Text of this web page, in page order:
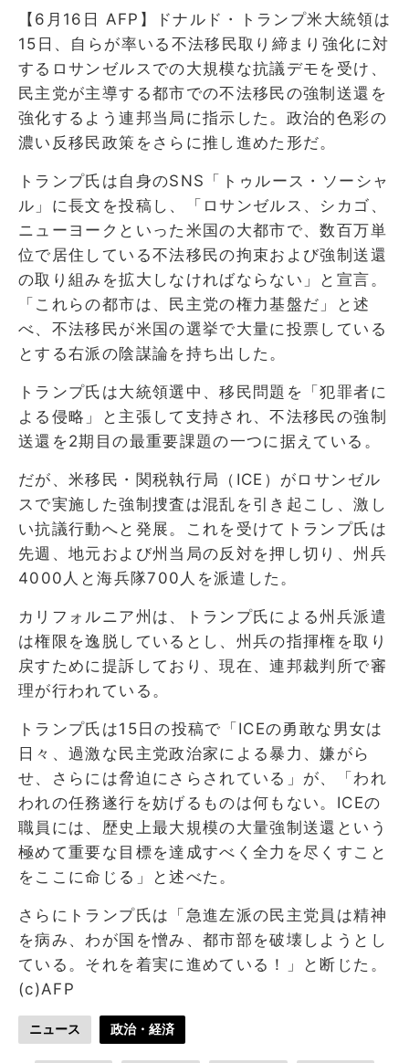
【6月16日 AFP】ドナルド・トランプ米大統領は
15日、自らが率いる不法移民取り締まり強化に対
するロサンゼルスでの大規模な抗議デモを受け、
民主党が主導する都市での不法移民の強制送還を
強化するよう連邦当局に指示した。政治的色彩の
濃い反移民政策をさらに推し進めた形だ。
トランプ氏は自身のSNS「トゥルース・ソーシャ
ル」に長文を投稿し、「ロサンゼルス、シカゴ、
ニューヨークといった米国の大都市で、数百万単
位で居住している不法移民の拘束および強制送還
の取り組みを拡大しなければならない」と宣言。
「これらの都市は、民主党の権力基盤だ」と述
べ、不法移民が米国の選挙で大量に投票している
とする右派の陰謀論を持ち出した。
トランプ氏は大統領選中、移民問題を「犯罪者に
よる侵略」と主張して支持され、不法移民の強制
送還を2期目の最重要課題の一つに据えている。
だが、米移民・関税執行局（ICE）がロサンゼル
スで実施した強制捜査は混乱を引き起こし、激し
い抗議行動へと発展。これを受けてトランプ氏は
先週、地元および州当局の反対を押し切り、州兵
4000人と海兵隊700人を派遣した。
カリフォルニア州は、トランプ氏による州兵派遣
は権限を逸脱しているとし、州兵の指揮権を取り
戻すために提訴しており、現在、連邦裁判所で審
理が行われている。
トランプ氏は15日の投稿で「ICEの勇敢な男女は
日々、過激な民主党政治家による暴力、嫌がら
せ、さらには脅迫にさらされている」が、「われ
われの任務遂行を妨げるものは何もない。ICEの
職員には、歴史上最大規模の大量強制送還という
極めて重要な目標を達成すべく全力を尽くすこと
をここに命じる」と述べた。
さらにトランプ氏は「急進左派の民主党員は精神
を病み、わが国を憎み、都市部を破壊しようとし
ている。それを着実に進めている！」と断じた。
(c)AFP
ニュース 政治・経済